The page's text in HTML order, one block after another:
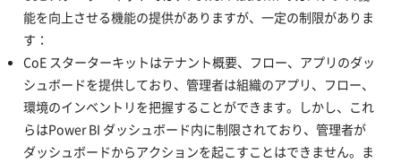
能を向上させる機能の提供がありますが、一定の制限がありま
す：
CoE スターターキットはテナント概要、フロー、アプリのダッ
シュボードを提供しており、管理者は組織のアプリ、フロー、
環境のインベントリを把握することができます。しかし、これ
らはPower BI ダッシュボード内に制限されており、管理者が
ダッシュボードからアクションを起こすことはできません。ま